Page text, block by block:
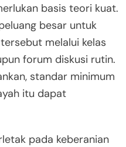
basis teori kuat.
besar untuk
melalui kelas
forum diskusi rutin.
standar minimum
itu dapat
pada keberanian